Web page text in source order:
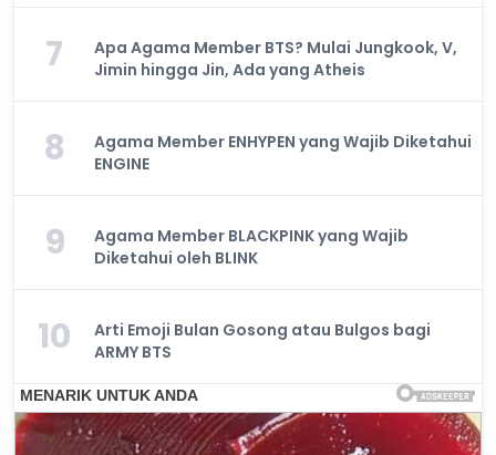
7
Apa Agama Member BTS? Mulai Jungkook, V,
Jimin hingga Jin, Ada yang Atheis
8
Agama Member ENHYPEN yang Wajib Diketahui
ENGINE
9
Agama Member BLACKPINK yang Wajib
Diketahui oleh BLINK
10
Arti Emoji Bulan Gosong atau Bulgos bagi
ARMY BTS